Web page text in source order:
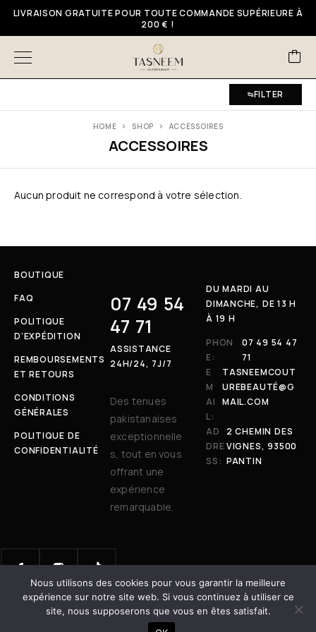
LIVRAISON GRATUITE POUR TOUTE COMMANDE SUPÉRIEURE À
200 € !
FILTER
ACCESSOIRES
HOME SHOP ACCESSOIRES
Aucun produit ne correspond à votre sélection.
BOUTIQUE
FAQ
POLITIQUE
D’EXPÉDITION
REMBOURSEMENTS
ET RETOURS
CONDITIONS
GÉNÉRALES
POLITIQUE DE
CONFIDENTIALITÉ
07 49 54
47 71
ASSISTANCE
24H/24, 7J/7
Des tenues
pakistanaises
exceptionnelle
s, tout en vous
offrant une
expérience
remarquable.
DU MARDI AU
DIMANCHE, DE 13 H
À 19 H
PHON
E:
07 49 54 47
71
E
M
AI
L:
TASNEEMCOUT
UREBEAUTÉ@G
MAIL.COM
AD
DRE
SS:
2 CHEMIN DES
VIGNES, 93500
PANTIN
© 2025 Tasneem Couture & Beauté. Tous droits réservés. | Site
développé avec
parDot Vertex
Nous utilisons des cookies pour vous garantir la meilleure
expérience sur notre site web. Si vous continuez à utiliser ce
site, nous supposerons que vous en êtes satisfait.